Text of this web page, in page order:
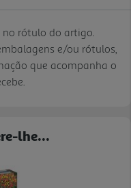
rótulo do artigo.
e/ou rótulos,
que acompanha o
lhe...